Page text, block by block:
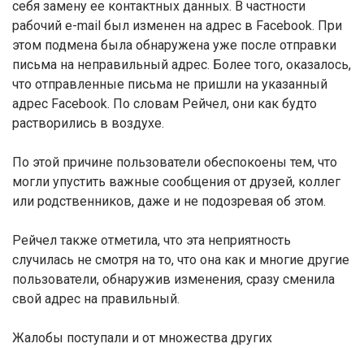
себя замену ее контактных данных. В частности
рабочий e-mail был изменен на адрес в Facebook. При
этом подмена была обнаружена уже после отправки
письма на неправильный адрес. Более того, оказалось,
что отправленные письма не пришли на указанный
адрес Facebook. По словам Рейчел, они как будто
растворились в воздухе.
По этой причине пользователи обеспокоены тем, что
могли упустить важные сообщения от друзей, коллег
или родственников, даже и не подозревая об этом.
Рейчел также отметила, что эта неприятность
случилась не смотря на то, что она как и многие другие
пользователи, обнаружив изменения, сразу сменила
свой адрес на правильный.
Жалобы поступали и от множества других